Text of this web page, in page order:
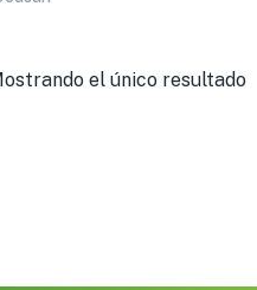
el único resultado